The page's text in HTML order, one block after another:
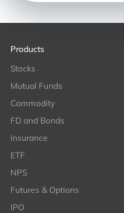
Products
Stocks
Mutual Funds
Commodity
FD and Bonds
Insurance
ETF
NPS
Futures & Options
IPO